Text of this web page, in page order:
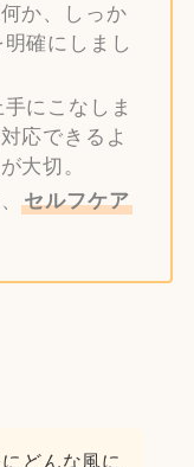
か、しっか
明確にしまし
手にこなしま
応できるよ
大切。
セルフケア
どんな風に